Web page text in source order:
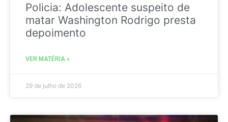
Policia: Adolescente suspeito de
matar Washington Rodrigo presta
depoimento
VER MATÉRIA »
29 de julho de 2026